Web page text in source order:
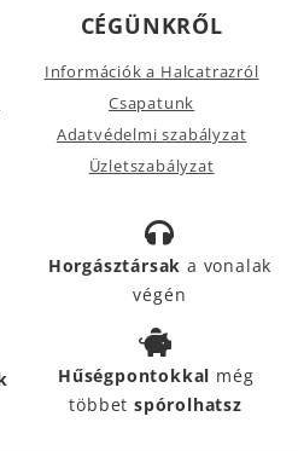
CÉGÜNKRŐL
Információk a Halcatrazról
Csapatunk
Adatvédelmi szabályzat
Üzletszabályzat
Horgásztársak a vonalak
végén
Hűségpontokkal még
többetspórolhatsz